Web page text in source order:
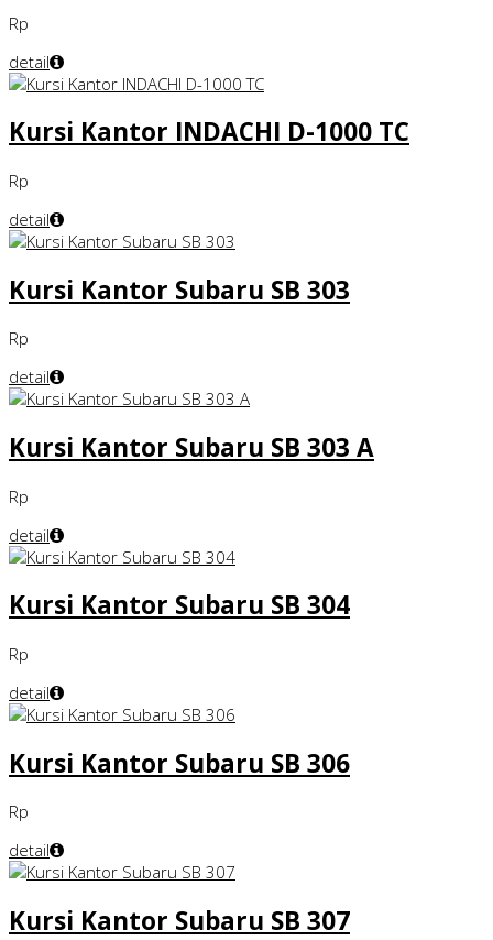
Rp
detail
Kursi Kantor INDACHI D-1000 TC
Rp
detail
Kursi Kantor Subaru SB 303
Rp
detail
Kursi Kantor Subaru SB 303 A
Rp
detail
Kursi Kantor Subaru SB 304
Rp
detail
Kursi Kantor Subaru SB 306
Rp
detail
Kursi Kantor Subaru SB 307